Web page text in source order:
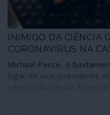
INIMIGO DA CIÊNCIA
CORONAVÍRUS NA
Michael Pence, o
lugar de vice-presidente